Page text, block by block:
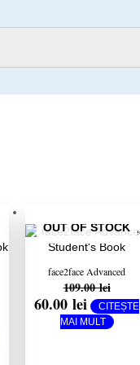
OUT OF STOCK
face2face Advanced
Student’s Book with DVD-
ROM
109.00lei
a
fost:
109.00 lei.
60.00lei
este:
60.00 lei.
CITEȘTE
MAI MULT